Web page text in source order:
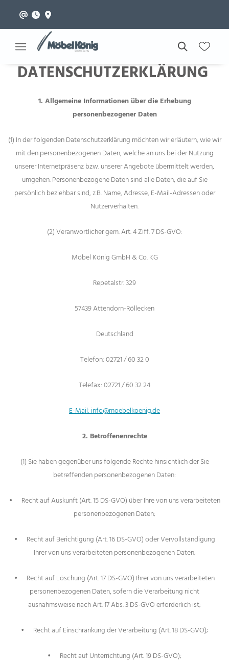
DATENSCHUTZERKLÄRUNG
1. Allgemeine Informationen über die Erhebung
personenbezogener Daten
(1) In der folgenden Datenschutzerklärung möchten wir erläutern, wie wir
mit den personenbezogenen Daten, welche an uns bei der Nutzung
unserer Internetpräsenz bzw. unserer Angebote übermittelt werden,
umgehen. Personenbezogene Daten sind alle Daten, die auf Sie
persönlich beziehbar sind, z.B. Name, Adresse, E-Mail-Adressen oder
Nutzerverhalten.
(2) Veranwortlicher gem. Art. 4 Ziff. 7 DS-GVO:
Möbel König GmbH & Co. KG
Repetalstr. 329
57439 Attendorn-Röllecken
Deutschland
Telefon: 02721 / 60 32 0
Telefax: 02721 / 60 32 24
E-Mail: info@moebelkoenig.de
2. Betroffenenrechte
(1) Sie haben gegenüber uns folgende Rechte hinsichtlich der Sie
betreffenden personenbezogenen Daten:
•
Recht auf Auskunft (Art. 15 DS-GVO) über Ihre von uns verarbeiteten
personenbezogenen Daten;
•
Recht auf Berichtigung (Art. 16 DS-GVO) oder Vervollständigung
Ihrer von uns verarbeiteten personenbezogenen Daten;
•
Recht auf Löschung (Art. 17 DS-GVO) Ihrer von uns verarbeiteten
personenbezogenen Daten, sofern die Verarbeitung nicht
ausnahmsweise nach Art. 17 Abs. 3 DS-GVO erforderlich ist;
• Recht auf Einschränkung der Verarbeitung (Art. 18 DS-GVO);
• Recht auf Unterrichtung (Art. 19 DS-GVO);